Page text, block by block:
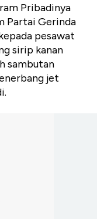
Pribadinya
Partai Gerinda
pesawat
sirip kanan
sambutan
jet